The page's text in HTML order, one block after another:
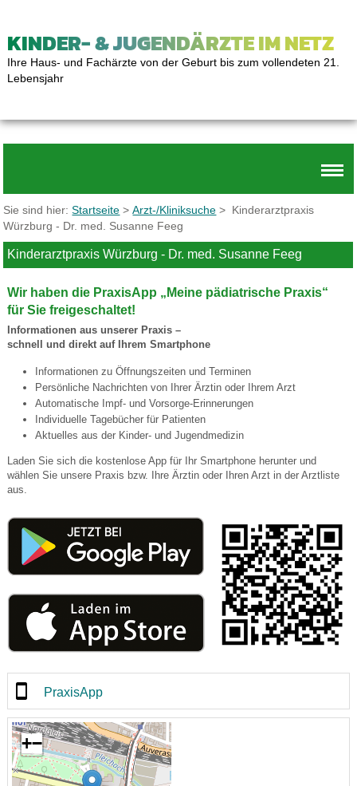
KINDER- & JUGENDÄRZTE IM NETZ
Ihre Haus- und Fachärzte von der Geburt bis zum vollendeten 21.
Lebensjahr
Sie sind hier:Startseite >Arzt-/Kliniksuche > Kinderarztpraxis
Würzburg - Dr. med. Susanne Feeg
Kinderarztpraxis Würzburg - Dr. med. Susanne Feeg
Wir haben die PraxisApp „Meine pädiatrische Praxis“
für Sie freigeschaltet!
Informationen aus unserer Praxis –
schnell und direkt auf Ihrem Smartphone
Informationen zu Öffnungszeiten und Terminen
Persönliche Nachrichten von Ihrer Ärztin oder Ihrem Arzt
Automatische Impf- und Vorsorge-Erinnerungen
Individuelle Tagebücher für Patienten
Aktuelles aus der Kinder- und Jugendmedizin
Laden Sie sich die kostenlose App für Ihr Smartphone herunter und
wählen Sie unsere Praxis bzw. Ihre Ärztin oder Ihren Arzt in der Arztliste
aus.
PraxisApp
+−